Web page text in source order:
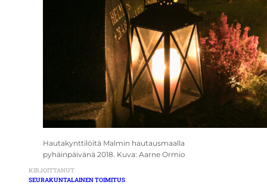
Hautakynttilöitä Malmin hautausmaalla
pyhäinpäivänä 2018. Kuva: Aarne Ormio
KIRJOITTANUT
SEURAKUNTALAINEN TOIMITUS